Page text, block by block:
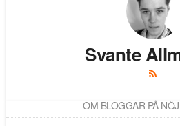
Svante
OM BLOGGAR PÅ